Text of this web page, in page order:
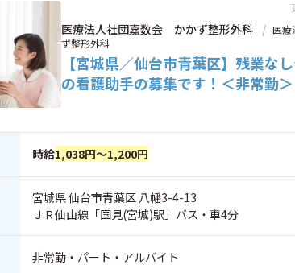
医療法人社団嘉数会 かかず整形外科
医
ず整形外科
【宮城県／仙台市青葉区】残業な
の看護助手の募集です！＜非常勤＞
時給1,038円～1,200円
宮城県 仙台市青葉区 八幡3-4-13
ＪＲ仙山線「国見(宮城)駅」バス・車4分
非常勤・パート・アルバイト